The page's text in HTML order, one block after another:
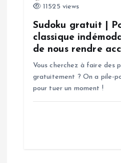
11525 views
Sudoku gratuit |
classique
de nous rendre
Vous cherchez à faire des
gratuitement ? On a pile-
pour tuer un moment !